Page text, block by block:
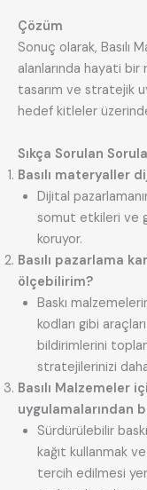
Çözüm
Sonuç olarak, Basılı
alanlarında hayati
tasarım ve stratejik
hedef kitleler
Sıkça Sorulan
Basılı materyaller
Dijital
somut etkileri ve
koruyor.
Basılı pazarlama
ölçebilirim?
Baskı
kodları gibi
bildirimlerini
stratejilerinizi
Basılı Malzemeler
uygulamalarından
Sürdürülebilir
kağıt kullanmak
tercih edilmesi